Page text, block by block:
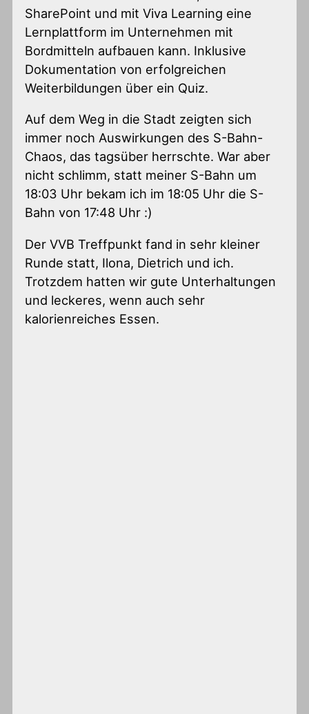
SharePoint und mit Viva Learning eine
Lernplattform im Unternehmen mit
Bordmitteln aufbauen kann. Inklusive
Dokumentation von erfolgreichen
Weiterbildungen über ein Quiz.
Auf dem Weg in die Stadt zeigten sich
immer noch Auswirkungen des S-Bahn-
Chaos, das tagsüber herrschte. War aber
nicht schlimm, statt meiner S-Bahn um
18:03 Uhr bekam ich im 18:05 Uhr die S-
Bahn von 17:48 Uhr :)
Der VVB Treffpunkt fand in sehr kleiner
Runde statt, Ilona, Dietrich und ich.
Trotzdem hatten wir gute Unterhaltungen
und leckeres, wenn auch sehr
kalorienreiches Essen.